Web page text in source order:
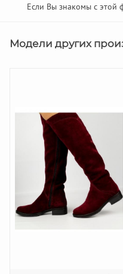
Если Вы знакомы с этой
Модели других